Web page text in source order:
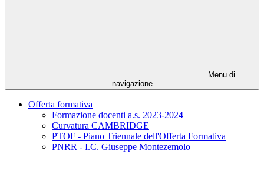
Menu di
navigazione
Offerta formativa
Formazione docenti a.s. 2023-2024
Curvatura CAMBRIDGE
PTOF - Piano Triennale dell'Offerta Formativa
PNRR - I.C. Giuseppe Montezemolo